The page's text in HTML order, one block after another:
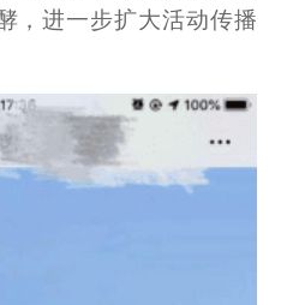
，进一步扩大活动传播